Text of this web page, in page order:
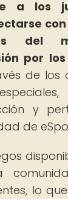
a los
del
por
de los
y
de
lo